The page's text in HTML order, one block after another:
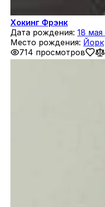
Хокинг Фрэнк
Дата рождения: 18 мая
Место рождения: Йорк
714 просмотров